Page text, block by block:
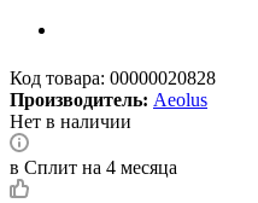
Код товара: 00000020828
Производитель: Aeolus
Нет в наличии
в Сплит на 4 месяца